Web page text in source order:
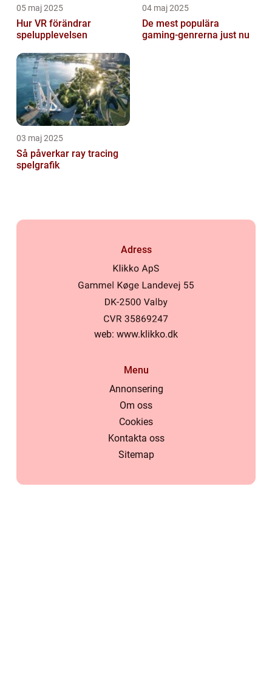
05 maj 2025
Hur VR förändrar
spelupplevelsen
04 maj 2025
De mest populära
gaming-genrerna just nu
03 maj 2025
Så påverkar ray tracing
spelgrafik
Adress
web: www.klikko.dk
Menu
Annonsering
Om oss
Cookies
Kontakta oss
Sitemap